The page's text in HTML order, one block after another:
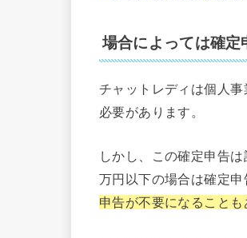
場合によっては確定
チャットレディは個人
必要があります。
しかし、この確定申告
万円以下の場合は確定申
申告が不要になることも